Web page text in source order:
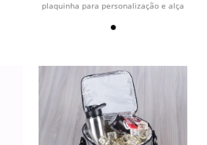
plaquinha para personalização e alça